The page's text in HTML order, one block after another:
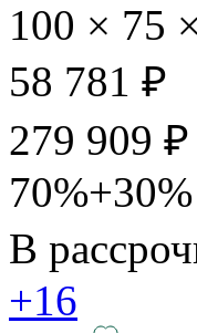
100 × 75
58 781 ₽
279 909 ₽
70%+30%
В
+16